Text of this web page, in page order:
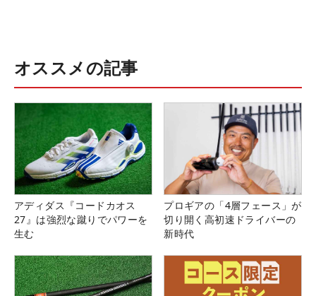
オススメの記事
アディダス『コードカオス
27』は強烈な蹴りでパワーを
生む
プロギアの「4層フェース」が
切り開く高初速ドライバーの
新時代